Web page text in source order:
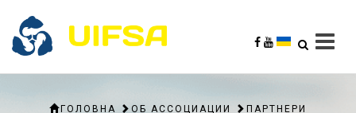
ГОЛОВНА ОБ АССОЦИАЦИИ ПАРТНЕРИ